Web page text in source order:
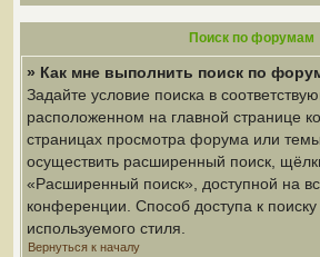
Поиск по форумам
» Как мне выполнить поиск по
Задайте условие поиска в
расположенном на главной странице
страницах просмотра форума или
осуществить расширенный поиск,
«Расширенный поиск», доступной на
конференции. Способ доступа к поиску
используемого стиля.
Вернуться к началу